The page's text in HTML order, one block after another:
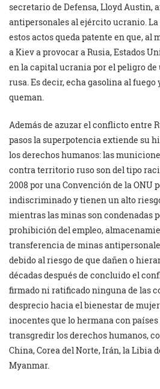
secretario de Defensa, Lloyd Austin,
antipersonales al ejército ucranio.
estos actos queda patente en que, al
a Kiev a provocar a Rusia, Estados
en la capital ucrania por el peligro de
rusa. Es decir, echa gasolina al
queman.
Además de azuzar el conflicto entre
pasos la superpotencia extiende su
los derechos humanos: las
contra territorio ruso son del tipo
2008 por una Convención de la ONU
indiscriminado y tienen un alto
mientras las minas son condenadas
prohibición del empleo,
transferencia de minas
debido al riesgo de que dañen o
décadas después de concluido el
firmado ni ratificado ninguna de las
desprecio hacia el bienestar de
inocentes que lo hermana con países
transgredir los derechos humanos,
China, Corea del Norte, Irán, la Libia
Myanmar.